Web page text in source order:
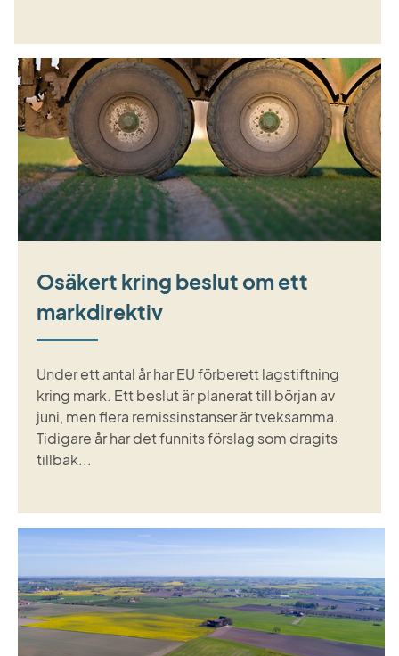
Osäkert kring beslut om ett
markdirektiv
Under ett antal år har EU förberett lagstiftning
kring mark. Ett beslut är planerat till början av
juni, men flera remissinstanser är tveksamma.
Tidigare år har det funnits förslag som dragits
tillbak...